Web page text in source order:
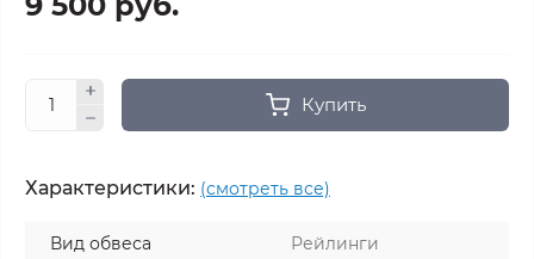
Купить
Характеристики: (смотреть все)
Вид обвеса
Рейлинги